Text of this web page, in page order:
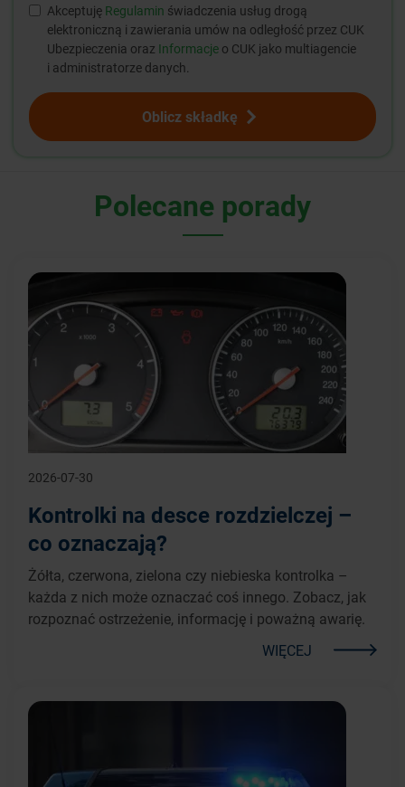
Akceptuję Regulamin świadczenia usług drogą
elektroniczną i zawierania umów na odległość przez CUK
Ubezpieczenia oraz Informacje o CUK jako multiagencie
i administratorze danych.
Oblicz składkę
Polecane porady
2026-07-30
Kontrolki na desce rozdzielczej –
co oznaczają?
Żółta, czerwona, zielona czy niebieska kontrolka –
każda z nich może oznaczać coś innego. Zobacz, jak
rozpoznać ostrzeżenie, informację i poważną awarię.
WIĘCEJ